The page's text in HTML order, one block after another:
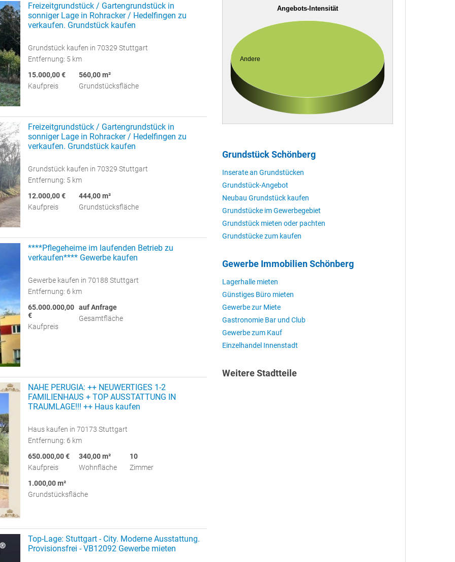
Freizeitgrundstück / Gartengrundstück in
sonniger Lage in Rohracker / Hedelfingen zu
verkaufen. Grundstück kaufen
Grundstück kaufen in 70329 Stuttgart
Entfernung: 5 km
15.000,00 €
Kaufpreis
560,00 m²
Grundstücksfläche
Freizeitgrundstück / Gartengrundstück in
sonniger Lage in Rohracker / Hedelfingen zu
verkaufen. Grundstück kaufen
Grundstück kaufen in 70329 Stuttgart
Entfernung: 5 km
12.000,00 €
Kaufpreis
444,00 m²
Grundstücksfläche
****Pflegeheime im laufenden Betrieb zu
verkaufen**** Gewerbe kaufen
Gewerbe kaufen in 70188 Stuttgart
Entfernung: 6 km
65.000.000,00
€
Kaufpreis
auf Anfrage
Gesamtfläche
NAHE PERUGIA: ++ NEUWERTIGES 1-2
FAMILIENHAUS + TOP AUSSTATTUNG IN
TRAUMLAGE!!! ++ Haus kaufen
Haus kaufen in 70173 Stuttgart
Entfernung: 6 km
650.000,00 €
Kaufpreis
340,00 m²
Wohnfläche
10
Zimmer
1.000,00 m²
Grundstücksfläche
Top-Lage: Stuttgart - City. Moderne Ausstattung.
Provisionsfrei - VB12092 Gewerbe mieten
Angebots-Intensität
Andere
Grundstück Schönberg
Inserate an Grundstücken
Grundstück-Angebot
Neubau Grundstück kaufen
Grundstücke im Gewerbegebiet
Grundstück mieten oder pachten
Grundstücke zum kaufen
Gewerbe Immobilien Schönberg
Lagerhalle mieten
Günstiges Büro mieten
Gewerbe zur Miete
Gastronomie Bar und Club
Gewerbe zum Kauf
Einzelhandel Innenstadt
Weitere Stadtteile